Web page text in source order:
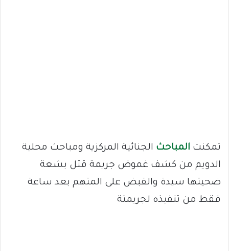
تمكنت المباحث الجنائية المركزية ومباحث محلية
الدويم من كشف غموض جريمة قتل بشعة
ضحيتها سيدة والقبض على المتهم بعد ساعة
فقط من تنفيذه لجريمتة